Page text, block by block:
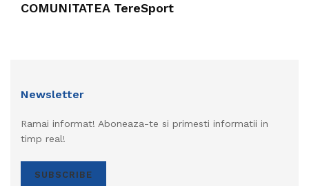
COMUNITATEA TereSport
Newsletter
Ramai informat! Aboneaza-te si primesti informatii in
timp real!
SUBSCRIBE